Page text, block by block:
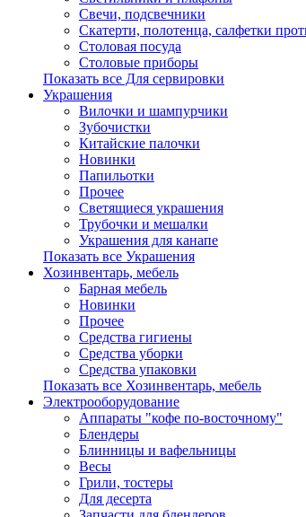
Свечи, подсвечники
Скатерти, полотенца, салфетки
Столовая посуда
Столовые приборы
Показать все Для сервировки
Украшения
Вилочки и шампурчики
Зубочистки
Китайские палочки
Новинки
Папильотки
Прочее
Светящиеся украшения
Трубочки и мешалки
Украшения для канапе
Показать все Украшения
Хозинвентарь, мебель
Барная мебель
Новинки
Прочее
Средства гигиены
Средства уборки
Средства упаковки
Показать все Хозинвентарь, мебель
Электрооборудование
Аппараты "кофе по-восточному"
Блендеры
Блинницы и вафельницы
Весы
Грили, тостеры
Для десерта